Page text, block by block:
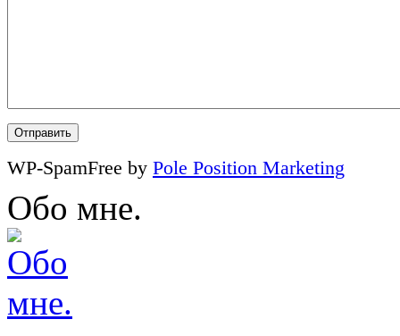
WP-SpamFree by Pole Position Marketing
Обо мне.